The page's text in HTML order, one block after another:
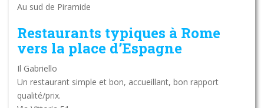
Au sud de Piramide
Restaurants typiques à Rome
vers la place d’Espagne
Il Gabriello
Un restaurant simple et bon, accueillant, bon rapport
qualité/prix.